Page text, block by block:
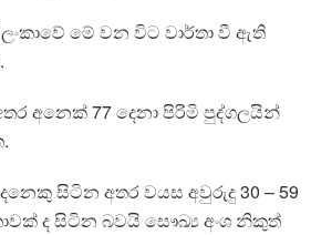
මේ වන විට වාර්තා වී ඇති
අනෙක් 77 දෙනා පිරිමි පුද්ගලයින්
සිටින අතර වයස අවුරුදු 30 – 59
ද සිටින බවයි සෞඛ්‍ය අංශ නිකුත්